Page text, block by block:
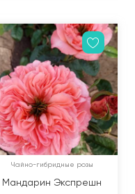
Чайно-гибридные розы
Мандарин Экспрешн